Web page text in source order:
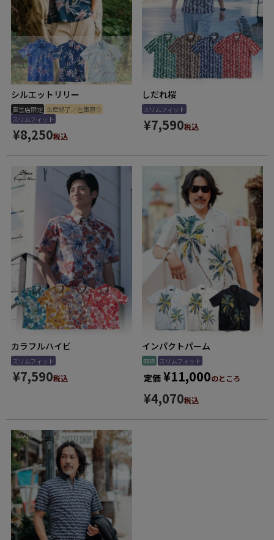
シルエットリリー
直営店限定 生産終了／在庫限り
スリムフィット
¥8,250税込
しだれ桜
スリムフィット
¥7,590税込
カラフルハイビ
スリムフィット
¥7,590税込
インパクトパーム
開襟 スリムフィット
定価 ¥11,000のところ
¥4,070税込